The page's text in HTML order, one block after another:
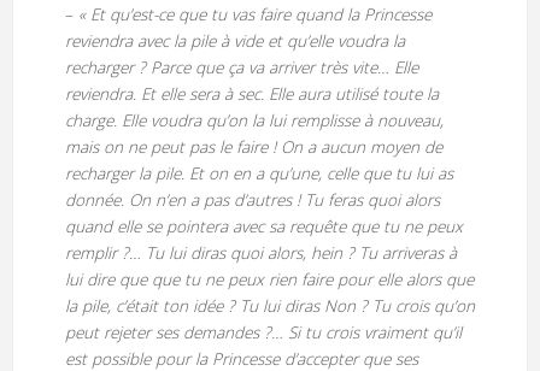
– « Et qu’est-ce que tu vas faire quand la Princesse
reviendra avec la pile à vide et qu’elle voudra la
recharger ? Parce que ça va arriver très vite… Elle
reviendra. Et elle sera à sec. Elle aura utilisé toute la
charge. Elle voudra qu’on la lui remplisse à nouveau,
mais on ne peut pas le faire ! On a aucun moyen de
recharger la pile. Et on en a qu’une, celle que tu lui as
donnée. On n’en a pas d’autres ! Tu feras quoi alors
quand elle se pointera avec sa requête que tu ne peux
remplir ?… Tu lui diras quoi alors, hein ? Tu arriveras à
lui dire que que tu ne peux rien faire pour elle alors que
la pile, c’était ton idée ? Tu lui diras Non ? Tu crois qu’on
peut rejeter ses demandes ?… Si tu crois vraiment qu’il
est possible pour la Princesse d’accepter que ses